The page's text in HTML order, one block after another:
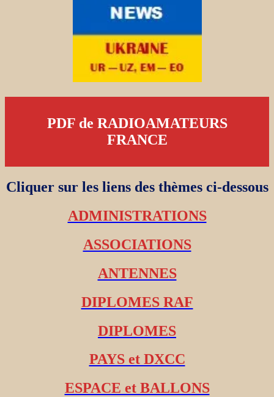
PDF de RADIOAMATEURS
FRANCE
Cliquer sur les liens des thèmes ci-dessous
ADMINISTRATIONS
ASSOCIATIONS
ANTENNES
DIPLOMES RAF
DIPLOMES
PAYS et DXCC
ESPACE et BALLONS